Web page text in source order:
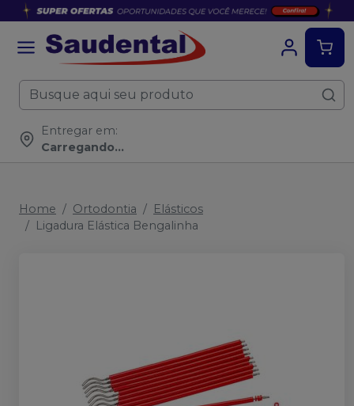
Entregar em:
Carregando...
Home Ortodontia
Elásticos
Ligadura Elástica Bengalinha